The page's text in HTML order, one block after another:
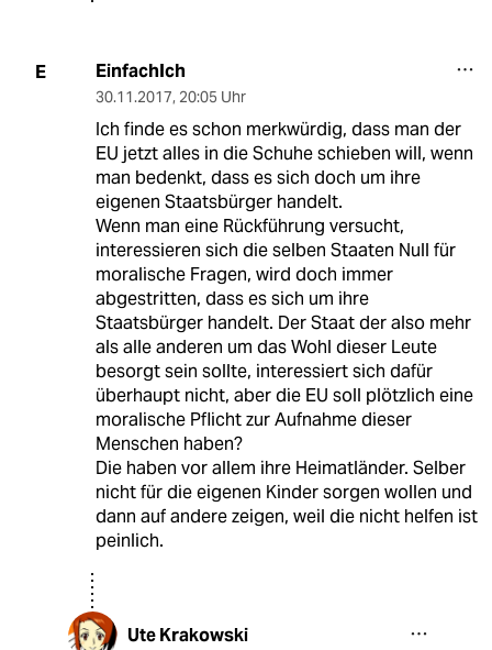
E EinfachIch
30.11.2017, 20:05 Uhr
Ich finde es schon merkwürdig, dass man der
EU jetzt alles in die Schuhe schieben will, wenn
man bedenkt, dass es sich doch um ihre
eigenen Staatsbürger handelt.
Wenn man eine Rückführung versucht,
interessieren sich die selben Staaten Null für
moralische Fragen, wird doch immer
abgestritten, dass es sich um ihre
Staatsbürger handelt. Der Staat der also mehr
als alle anderen um das Wohl dieser Leute
besorgt sein sollte, interessiert sich dafür
überhaupt nicht, aber die EU soll plötzlich eine
moralische Pflicht zur Aufnahme dieser
Menschen haben?
Die haben vor allem ihre Heimatländer. Selber
nicht für die eigenen Kinder sorgen wollen und
dann auf andere zeigen, weil die nicht helfen ist
peinlich.
Ute Krakowski